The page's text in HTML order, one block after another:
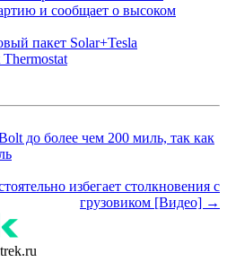
и сообщает о высоком
пакет Solar+Tesla
до более чем 200 миль, так как
избегает столкновения с
грузовиком [Видео] →